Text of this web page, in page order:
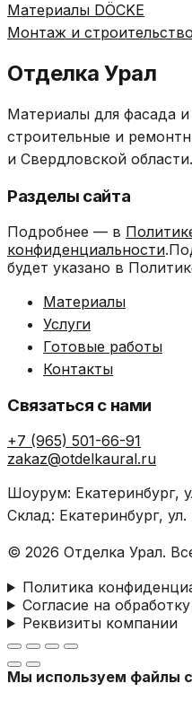
Материалы DÖCKE
Монтаж и строительство
Отделка Урал
Материалы для фасада
строительные и
и Свердловской области.
Разделы сайта
Подробнее — в
конфиденциальности
будет указано в
Материалы
Услуги
Готовые работы
Контакты
Связаться с нами
+7 (965) 501-66-91
zakaz@otdelkaural.ru
Шоурум: Екатеринбург,
Склад: Екатеринбург,
© 2026 Отделка Урал.
Политика
Согласие на
Реквизиты компании
Мы используем файлы